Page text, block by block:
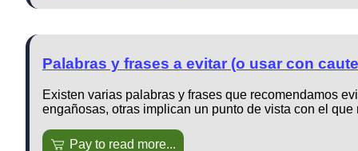
Palabras y frases a evitar (o usar con
Existen varias palabras y frases que recomendamos
engañosas, otras implican un punto de vista con el
Pay to read more...